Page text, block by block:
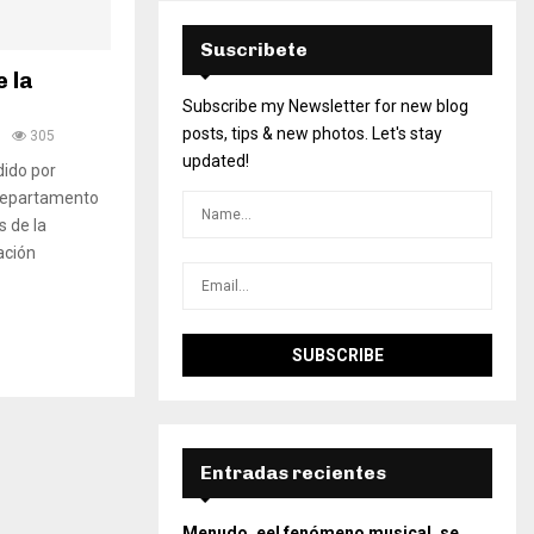
la
305
por
de la
Suscribete
Subscribe my Newsletter for new blog
posts, tips & new photos. Let's stay
updated!
Entradas recientes